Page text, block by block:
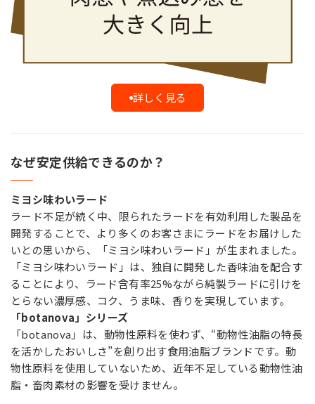
詳しく見る
なぜ安定供給できるのか？
ミヨシ味わいラード
ラード不足が続く中、限られたラードを有効利用した製品を
開発することで、より多くのお客さまにラードをお届けした
いとの思いから、「ミヨシ味わいラード」が生まれました。
「ミヨシ味わいラード」は、独自に開発した香味油を配合す
ることにより、ラード含有率25%ながら純製ラードに引けを
とらない濃厚感、コク、うま味、香りを実現しています。
「botanova」シリーズ
「botanova」は、動物性原料を使わず、“動物性油脂の特長
を活かしたおいしさ”を創り出す食用油脂ブランドです。動
物性原料を使用していないため、近年不足している動物性油
脂・畜肉素材の影響を受けません。